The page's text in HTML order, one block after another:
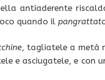
antiaderente
quando il
, tagliatele a metà
e asciugatele, e con